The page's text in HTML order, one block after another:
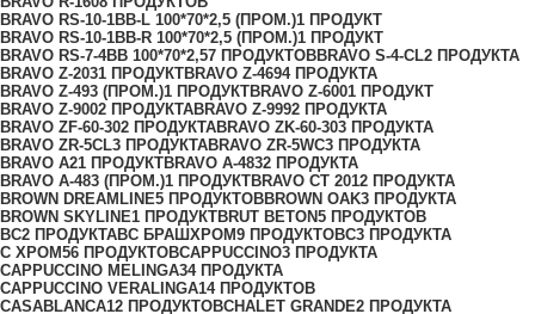
BRAVO RS-10-1BB-L 100*70*2,5 (ПРОМ.)1 ПРОДУКТ
BRAVO RS-10-1BB-R 100*70*2,5 (ПРОМ.)1 ПРОДУКТ
BRAVO RS-7-4BB 100*70*2,57 ПРОДУКТОВBRAVO S-4-CL2 ПРОДУКТА
BRAVO Z-2031 ПРОДУКТBRAVO Z-4694 ПРОДУКТА
BRAVO Z-493 (ПРОМ.)1 ПРОДУКТBRAVO Z-6001 ПРОДУКТ
BRAVO Z-9002 ПРОДУКТАBRAVO Z-9992 ПРОДУКТА
BRAVO ZF-60-302 ПРОДУКТАBRAVO ZK-60-303 ПРОДУКТА
BRAVO ZR-5CL3 ПРОДУКТАBRAVO ZR-5WC3 ПРОДУКТА
BRAVO А21 ПРОДУКТBRAVO А-4832 ПРОДУКТА
BRAVO А-483 (ПРОМ.)1 ПРОДУКТBRAVO СТ 2012 ПРОДУКТА
BROWN DREAMLINE5 ПРОДУКТОВBROWN OAK3 ПРОДУКТА
BROWN SKYLINE1 ПРОДУКТBRUT BETON5 ПРОДУКТОВ
BС2 ПРОДУКТАBС БРАШХРОМ9 ПРОДУКТОВC3 ПРОДУКТА
C ХРОМ56 ПРОДУКТОВCAPPUCCINO3 ПРОДУКТА
CAPPUCCINO MELINGA34 ПРОДУКТА
CAPPUCCINO VERALINGA14 ПРОДУКТОВ
CASABLANCA12 ПРОДУКТОВCHALET GRANDE2 ПРОДУКТА